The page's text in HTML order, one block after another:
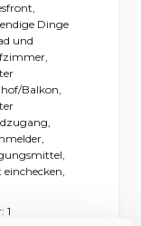
,
Dinge
und
,
Balkon,
,
,
,
einchecken,
1